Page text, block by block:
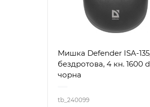
Мишка Defender ISA-
бездротова, 4 кн. 1600
чорна
tb_240099